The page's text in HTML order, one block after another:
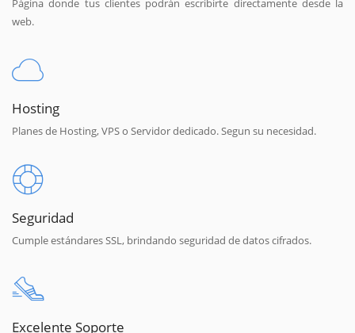
Página donde tus clientes podrán escribirte directamente desde la
web.
Hosting
Planes de Hosting, VPS o Servidor dedicado. Segun su necesidad.
Seguridad
Cumple estándares SSL, brindando seguridad de datos cifrados.
Excelente Soporte